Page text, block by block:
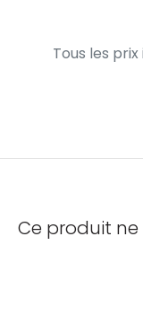
Tous les
Ce produit